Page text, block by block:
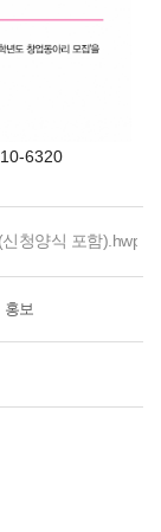
6320
청양식 포함).hwp
보